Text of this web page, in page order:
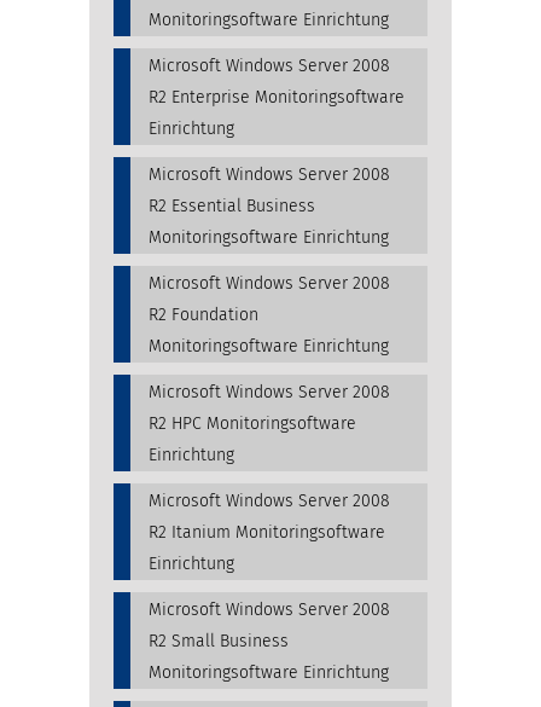
Monitoringsoftware Einrichtung
Microsoft Windows Server 2008
R2 Enterprise Monitoringsoftware
Einrichtung
Microsoft Windows Server 2008
R2 Essential Business
Monitoringsoftware Einrichtung
Microsoft Windows Server 2008
R2 Foundation
Monitoringsoftware Einrichtung
Microsoft Windows Server 2008
R2 HPC Monitoringsoftware
Einrichtung
Microsoft Windows Server 2008
R2 Itanium Monitoringsoftware
Einrichtung
Microsoft Windows Server 2008
R2 Small Business
Monitoringsoftware Einrichtung